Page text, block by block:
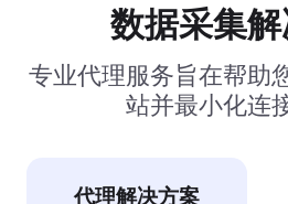
数据采集
专业代理服务旨在帮助
站并最小化连
代理解决方案